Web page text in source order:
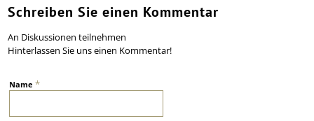
Schreiben Sie einen Kommentar
An Diskussionen teilnehmen
Hinterlassen Sie uns einen Kommentar!
Name*